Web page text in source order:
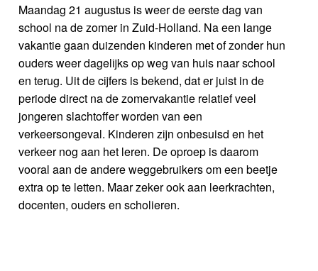
Maandag 21 augustus is weer de eerste dag van
school na de zomer in Zuid-Holland. Na een lange
vakantie gaan duizenden kinderen met of zonder hun
ouders weer dagelijks op weg van huis naar school
en terug. Uit de cijfers is bekend, dat er juist in de
periode direct na de zomervakantie relatief veel
jongeren slachtoffer worden van een
verkeersongeval. Kinderen zijn onbesuisd en het
verkeer nog aan het leren. De oproep is daarom
vooral aan de andere weggebruikers om een beetje
extra op te letten. Maar zeker ook aan leerkrachten,
docenten, ouders en scholieren.